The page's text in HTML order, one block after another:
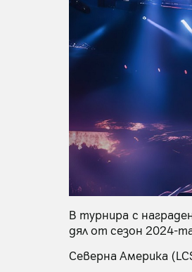
В турнира с
дял от сезон 2024-
Северна Америка